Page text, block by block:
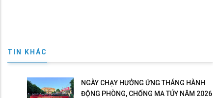
TIN KHÁC
NGÀY CHẠY HƯỞNG ỨNG THÁNG HÀNH
ĐỘNG PHÒNG, CHỐNG MA TÚY NĂM 2026